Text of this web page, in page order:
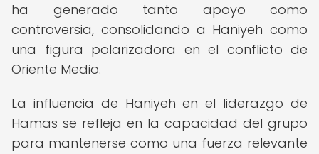
ha generado tanto apoyo como
controversia, consolidando a Haniyeh como
una figura polarizadora en el conflicto de
Oriente Medio.
La influencia de Haniyeh en el liderazgo de
Hamas se refleja en la capacidad del grupo
para mantenerse como una fuerza relevante